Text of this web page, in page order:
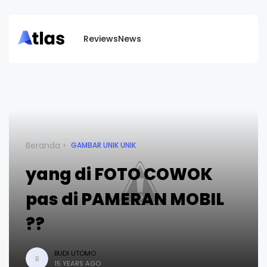
ReviewsNews
Beranda GAMBAR UNIK UNIK
yang di FOTO COWOK
pas di PAMERAN MOBIL
??
B
BUDI UTOMO
15 YEARS AGO